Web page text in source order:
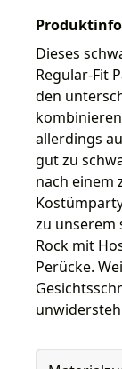
Dieses
Regular-Fit
den
allerdings
gut zu
nach einem
zu unserem
Rock mit
Perücke.